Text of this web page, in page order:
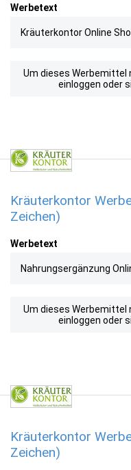
Werbetext
Kräuterkontor Online
Um dieses Werbemittel
einloggen oder
Kräuterkontor
Zeichen)
Werbetext
Nahrungsergänzung
Um dieses Werbemittel
einloggen oder
Kräuterkontor
Zeichen)